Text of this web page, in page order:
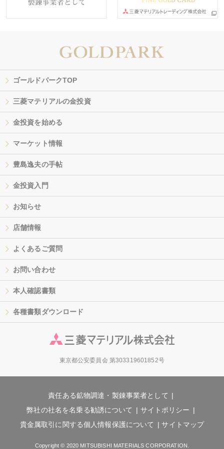
ゴールドパークTOP
三菱マテリアルの金投資
金投資を始める
マーケット情報
豊島逸夫の手帖
金投資入門
お知らせ
店舗情報
よくあるご質問
お問い合わせ
本人確認書類
各種書類ダウンロード
東京都公安委員会 第303319601852号
責任ある鉱物調達・製錬事業者として
弊社の社名を名乗る勧誘について
サイトポリシー
貴金属取引に関する個人情報保護について
サイトマップ
Copyright © 2020 MITSUBISHI MATERIALS CORPORATION.